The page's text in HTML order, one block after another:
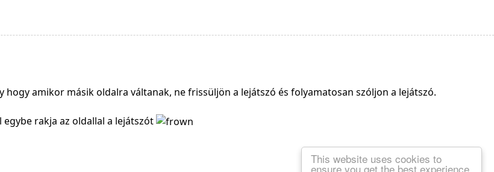
This website uses cookies to
ensure you get the best experience
amikor másik oldalra váltanak, ne frissüljön a lejátszó és folyamatosan szóljon a lejátszó.
rakja az oldallal a lejátszót